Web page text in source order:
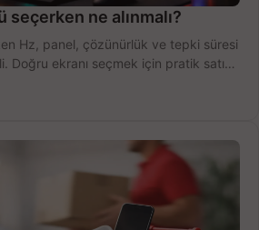
ne alınmalı?
Hz, panel, çözünürlük ve tepki süresi
Doğru ekranı seçmek için pratik satın